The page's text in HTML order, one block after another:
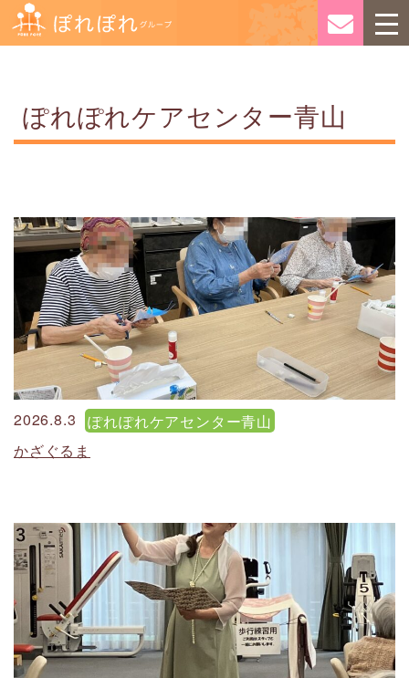
ぽれぽれケアセンター青山
2026.8.3
ぽれぽれケアセンター青山
かざぐるま